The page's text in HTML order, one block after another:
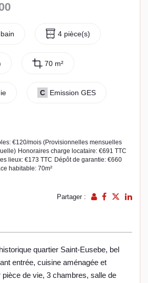
4 pièce(s)
70 m²
C Emission GES
€120/mois (Provisionnelles mensuelles
Honoraires charge locataire: €691 TTC
lieux: €173 TTC Dépôt de garantie: €660
habitable: 70m²
Partager :
quartier Saint-Eusebe, bel
entrée, cuisine aménagée et
de vie, 3 chambres, salle de